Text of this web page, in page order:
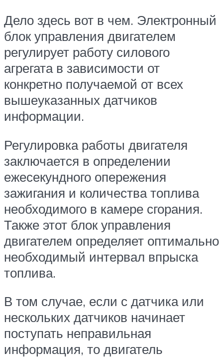
Дело здесь вот в чем. Электронный
блок управления двигателем
регулирует работу силового
агрегата в зависимости от
конкретно получаемой от всех
вышеуказанных датчиков
информации.
Регулировка работы двигателя
заключается в определении
ежесекундного опережения
зажигания и количества топлива
необходимого в камере сгорания.
Также этот блок управления
двигателем определяет оптимально
необходимый интервал впрыска
топлива.
В том случае, если с датчика или
нескольких датчиков начинает
поступать неправильная
информация, то двигатель